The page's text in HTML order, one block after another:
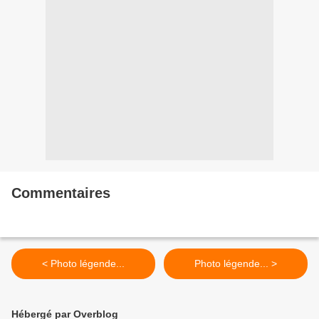
Commentaires
< Photo légende... Photo légende... >
Hébergé par Overblog